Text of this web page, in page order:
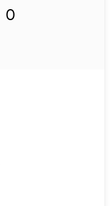
0